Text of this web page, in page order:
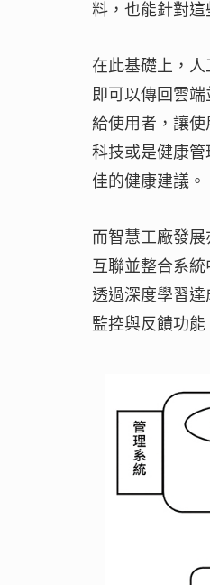
料，也能針對
在此基礎上，
即可以傳回雲
給使用者，讓
科技或是健康
佳的健康建議。
而智慧工廠發
互聯並整合系
透過深度學習
監控與反饋功